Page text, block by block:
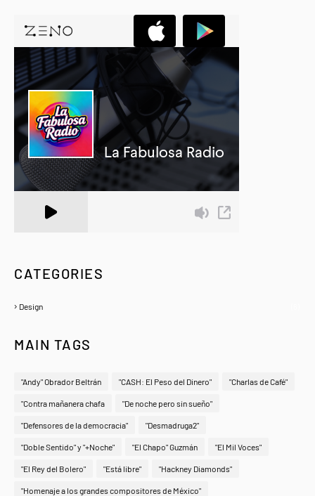
CATEGORIES
Design
MAIN TAGS
"Andy" Obrador Beltrán "CASH: El Peso del Dinero" "Charlas de Café"
"Contra mañanera chafa "De noche pero sin sueño"
"Defensores de la democracia" "Desmadruga2"
"Doble Sentido" y "+Noche" "El Chapo" Guzmán "El Mil Voces"
"El Rey del Bolero" "Está libre" "Hackney Diamonds"
"Homenaje a los grandes compositores de México"